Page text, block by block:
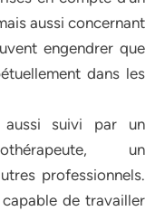
aussi concernant
engendrer que
dans les
aussi suivi par un
un
professionnels.
de travailler